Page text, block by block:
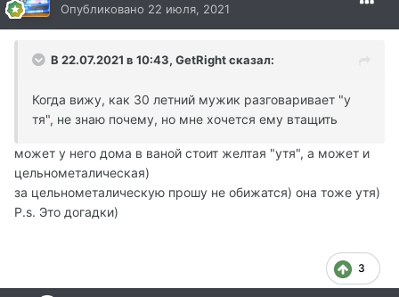
Опубликовано 22 июля, 2021
В 22.07.2021 в 10:43, GetRight сказал:
Когда вижу, как 30 летний мужик разговаривает "у
тя", не знаю почему, но мне хочется ему втащить
может у него дома в ваной стоит желтая "утя", а может и
цельнометалическая)
за цельнометалическую прошу не обижатся) она тоже утя)
P.s. Это догадки)
3